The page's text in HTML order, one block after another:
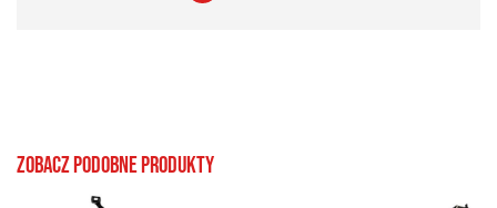
Zobacz podobne produkty